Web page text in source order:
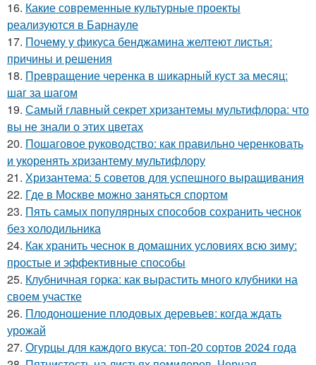
16. Какие современные культурные проекты
реализуются в Барнауле
17. Почему у фикуса бенджамина желтеют листья:
причины и решения
18. Превращение черенка в шикарный куст за месяц:
шаг за шагом
19. Самый главный секрет хризантемы мультифлора: что
вы не знали о этих цветах
20. Пошаговое руководство: как правильно черенковать
и укоренять хризантему мультифлору
21. Хризантема: 5 советов для успешного выращивания
22. Где в Москве можно заняться спортом
23. Пять самых популярных способов сохранить чеснок
без холодильника
24. Как хранить чеснок в домашних условиях всю зиму:
простые и эффективные способы
25. Клубничная горка: как вырастить много клубники на
своем участке
26. Плодоношение плодовых деревьев: когда ждать
урожай
27. Огурцы для каждого вкуса: топ-20 сортов 2024 года